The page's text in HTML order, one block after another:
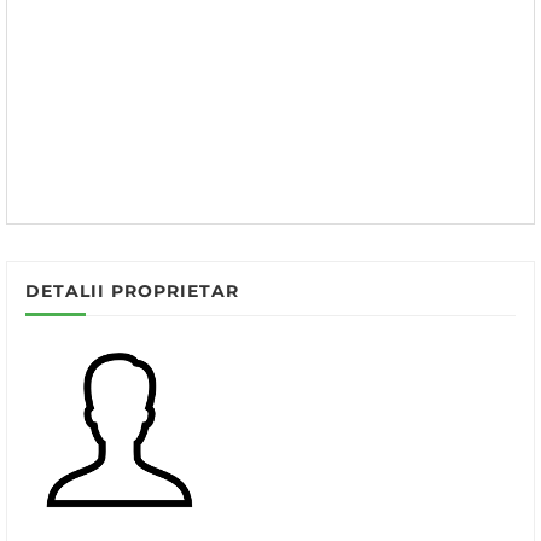
DETALII PROPRIETAR